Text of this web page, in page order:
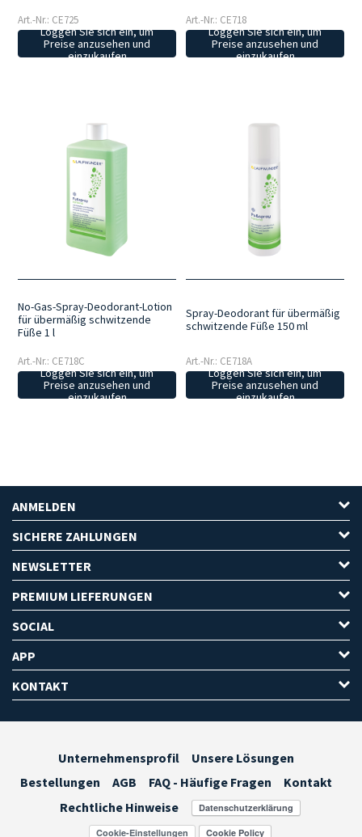
Art.-Nr.: CE725
Loggen Sie sich ein, um
Preise anzusehen und
einzukaufen
Art.-Nr.: CE718
Loggen Sie sich ein, um
Preise anzusehen und
einzukaufen
No-Gas-Spray-Deodorant-Lotion
für übermäßig schwitzende
Füße 1 l
Art.-Nr.: CE718C
Loggen Sie sich ein, um
Preise anzusehen und
einzukaufen
Spray-Deodorant für übermäßig
schwitzende Füße 150 ml
Art.-Nr.: CE718A
Loggen Sie sich ein, um
Preise anzusehen und
einzukaufen
ANMELDEN
SICHERE ZAHLUNGEN
NEWSLETTER
PREMIUM LIEFERUNGEN
SOCIAL
APP
KONTAKT
Unternehmensprofil
Unsere Lösungen
Bestellungen
AGB FAQ - Häufige Fragen
Kontakt
Rechtliche Hinweise
Cookie-Einstellungen